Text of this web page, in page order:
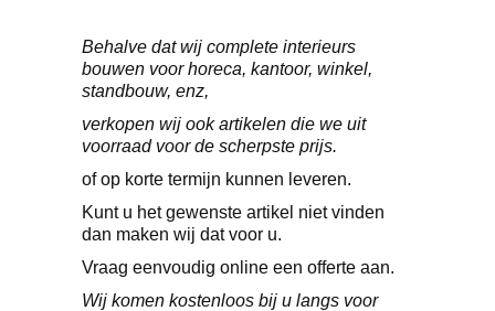
Behalve dat wij complete interieurs
bouwen voor horeca, kantoor, winkel,
standbouw, enz,
verkopen wij ook artikelen die we uit
voorraad voor de scherpste prijs.
of op korte termijn kunnen leveren.
Kunt u het gewenste artikel niet vinden
dan maken wij dat voor u.
Vraag eenvoudig online een offerte aan.
Wij komen kostenloos bij u langs voor